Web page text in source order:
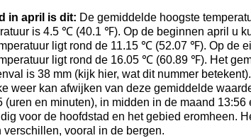
in april is dit: De gemiddelde hoogste
is 4.5 ℃ (40.1 ℉). Op de beginnen april u
ligt rond de 11.15 ℃ (52.07 ℉). Op de
ligt rond de 16.05 ℃ (60.89 ℉). Het
is 38 mm (kijk hier, wat dit nummer betekent
weer kan afwijken van deze gemiddelde
en minuten), in midden in de maand 13:56
voor de hoofdstad en het gebied eromheen.
vooral in de bergen.